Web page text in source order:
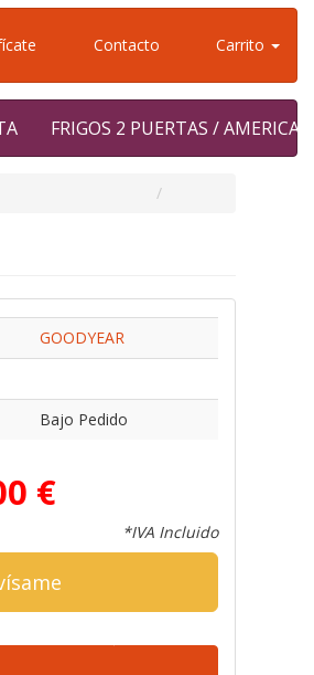
Contacto Carrito
FRIGOS 2 PUERTAS /
GOODYEAR
Bajo Pedido
€
*IVA Incluido